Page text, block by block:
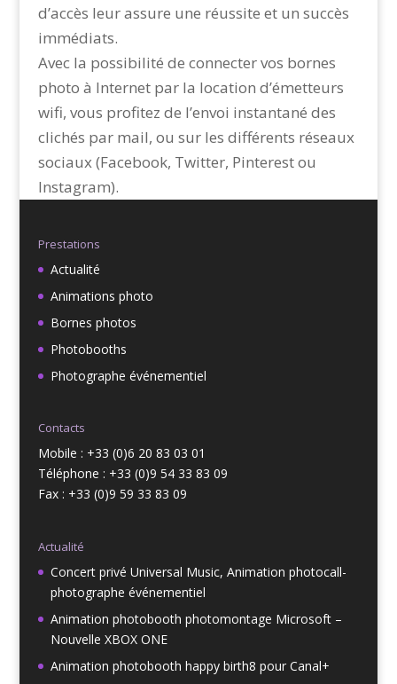
d’accès leur assure une réussite et un succès
immédiats.
Avec la possibilité de connecter vos bornes
photo à Internet par la location d’émetteurs
wifi, vous profitez de l’envoi instantané des
clichés par mail, ou sur les différents réseaux
sociaux (Facebook, Twitter, Pinterest ou
Instagram).
Prestations
Actualité
Animations photo
Bornes photos
Photobooths
Photographe événementiel
Contacts
Mobile : +33 (0)6 20 83 03 01
Téléphone : +33 (0)9 54 33 83 09
Fax : +33 (0)9 59 33 83 09
Actualité
Concert privé Universal Music, Animation photocall-
photographe événementiel
Animation photobooth photomontage Microsoft –
Nouvelle XBOX ONE
Animation photobooth happy birth8 pour Canal+